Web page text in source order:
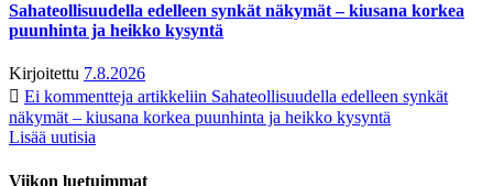
Sahateollisuudella edelleen synkät näkymät – kiusana korkea
puunhinta ja heikko kysyntä
Kirjoitettu 7.8.2026
Ei kommentteja artikkeliin Sahateollisuudella edelleen synkät
näkymät – kiusana korkea puunhinta ja heikko kysyntä
Lisää uutisia
Viikon luetuimmat